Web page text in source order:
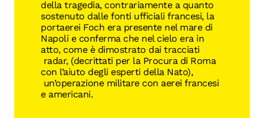
della tragedia, contrariamente a quanto
sostenuto dalle fonti ufficiali francesi, la
portaerei Foch era presente nel mare di
Napoli e conferma che nel cielo era in
atto, come è dimostrato dai tracciati
radar, (decrittati per la Procura di Roma
con l’aiuto degli esperti della Nato),
un’operazione militare con aerei francesi
e americani.